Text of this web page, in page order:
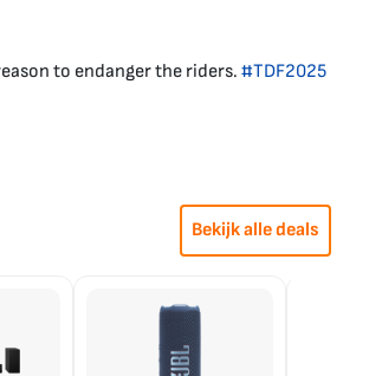
to endanger the riders. #TDF2025
Bekijk alle deals